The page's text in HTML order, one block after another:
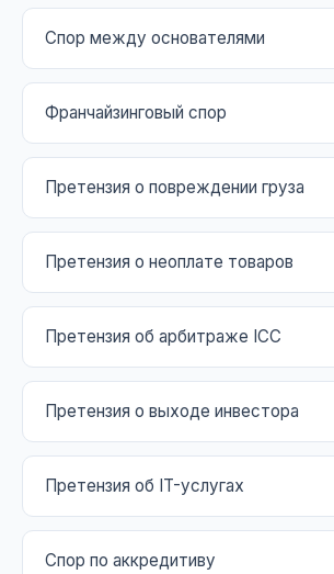
Спор между основателями
Франчайзинговый спор
Претензия о повреждении груза
Претензия о неоплате товаров
Претензия об арбитраже ICC
Претензия о выходе инвестора
Претензия об IT-услугах
Спор по аккредитиву